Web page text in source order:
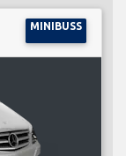
MINIBUSS